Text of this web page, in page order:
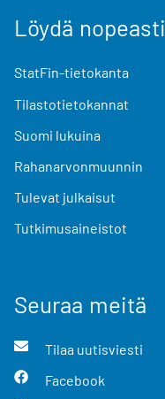
Löydä nopeasti
StatFin-tietokanta
Tilastotietokannat
Suomi lukuina
Rahanarvonmuunnin
Tulevat julkaisut
Tutkimusaineistot
Seuraa meitä
Tilaa uutisviesti
Facebook